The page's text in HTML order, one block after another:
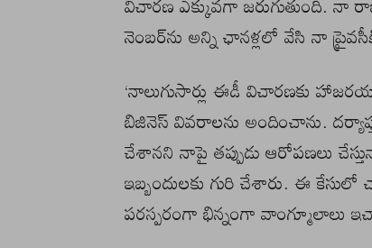
నెంబర్‌ను అన్ని ఛానళ్లలో వేసి నా
‘నాలుగుసార్లు ఈడీ విచారణకు
బిజినెస్ వివరాలను అందించాను.
చేశానని నాపై తప్పుడు ఆరోపణలు
ఇబ్బందులకు గురి చేశారు. ఈ కేసులో
పరస్పరంగా భిన్నంగా వాంగ్మూలాలు